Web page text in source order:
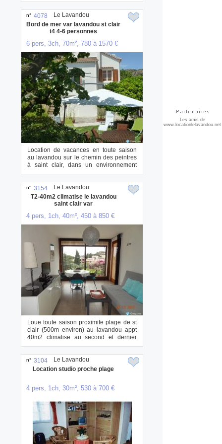
n° 4078
Bord de mer var lavandou st clair
t4 4-6 personnes
6 pers, 3ch, 70m², 780 à 1570 €
Location de vacances en toute saison
au lavandou sur le chemin des peintres
à saint clair, dans un environnement
typiqu...
Le Lavandou
n° 3154
T2-40m2 climatise le lavandou
saint clair var
4 pers, 1ch, 40m², 450 à 850 €
Loue toute saison proximite plage de st
clair (500m environ) au lavandou appt
40m2 climatise au second et dernier
etage ...
Le Lavandou
n° 3104
Location studio proche plage
4 pers, 1ch, 30m², 530 à 700 €
Le Lavandou
Les amis de
www.locationlelavandou.net